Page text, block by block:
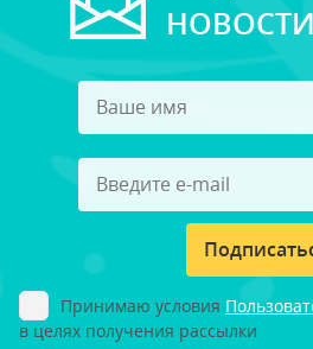
Принимаю условия
в целях получения рассылки